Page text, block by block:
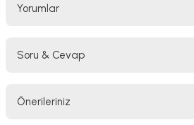
Yorumlar
Soru & Cevap
Önerileriniz